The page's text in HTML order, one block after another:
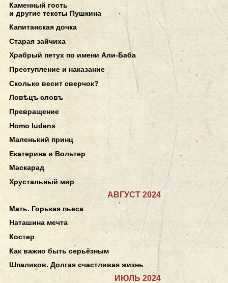
Каменный гость
и другие тексты Пушкина
Капитанская дочка
Старая зайчиха
Храбрый петух по имени Али-Баба
Преступление и наказание
Сколько весит сверчок?
Ловѣцъ словъ
Превращение
Homo ludens
Маленький принц
Екатерина и Вольтер
Маскарад
Хрустальный мир
АВГУСТ 2024
Мать. Горькая пьеса
Наташина мечта
Костер
Как важно быть серьёзным
Шпаликов. Долгая счастливая жизнь
ИЮЛЬ 2024